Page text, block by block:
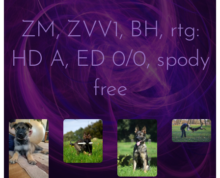
ZM, ZVV1, BH, rtg:
HD A, ED 0/0, spody
free